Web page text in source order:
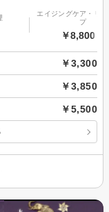
エイジングケア・リ
プ
￥8,800～
￥3,300
￥3,850
￥5,500